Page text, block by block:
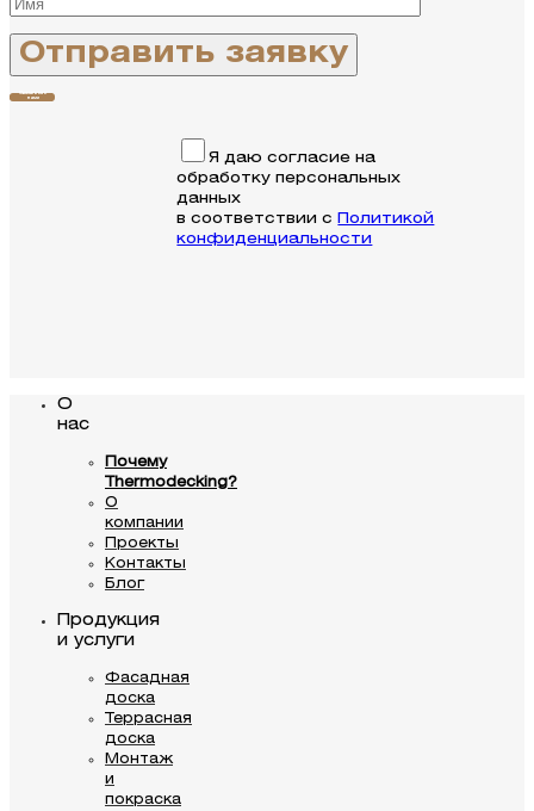
Связаться с
нами
Я даю согласие на
обработку персональных
данных
в соответствии с
Политикой
конфиденциальности
О
нас
Почему
Thermodecking?
О
компании
Проекты
Контакты
Блог
Продукция
и услуги
Фасадная
доска
Террасная
доска
Монтаж
и
покраска